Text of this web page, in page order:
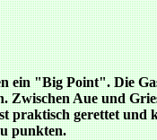
ein "Big Point". Die
Zwischen Aue und
praktisch gerettet und
punkten.